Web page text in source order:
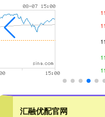
汇融优配官网